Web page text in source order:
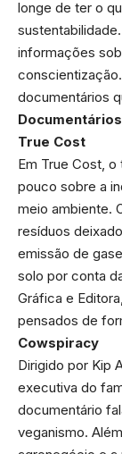
longe de ter o
informações
documentários
True Cost
Em True Cost,
pouco sobre a
meio ambiente.
resíduos
emissão de
solo por conta
Gráfica e
pensados de
Cowspiracy
Dirigido por Kip
executiva do
documentário
veganismo.